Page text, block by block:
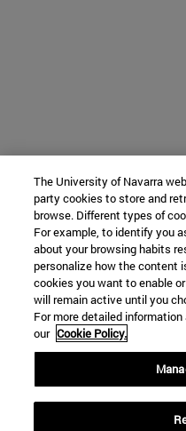
The University of Navarra
party cookies to store and
browse. Different types of
For example, to identify you
about your browsing habits
personalize how the content
cookies you want to enable
will remain active until you
For more detailed
our Cookie Policy.